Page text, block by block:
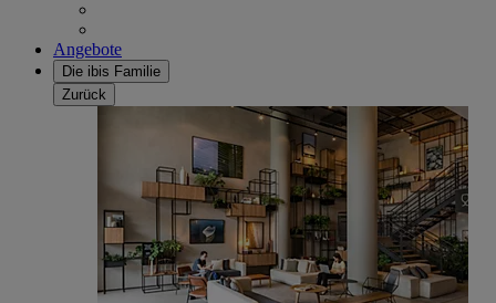
Angebote
Die ibis Familie
Zurück